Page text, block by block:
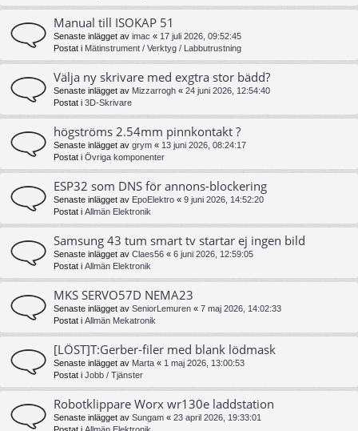
Manual till ISOKAP 51
Senaste inlägget av imac « 17 juli 2026, 09:52:45
Postat i Mätinstrument / Verktyg / Labbutrustning
Välja ny skrivare med exgtra stor bädd?
Senaste inlägget av Mizzarrogh « 24 juni 2026, 12:54:40
Postat i 3D-Skrivare
högströms 2.54mm pinnkontakt ?
Senaste inlägget av grym « 13 juni 2026, 08:24:17
Postat i Övriga komponenter
ESP32 som DNS för annons-blockering
Senaste inlägget av EpoElektro « 9 juni 2026, 14:52:20
Postat i Allmän Elektronik
Samsung 43 tum smart tv startar ej ingen bild
Senaste inlägget av Claes56 « 6 juni 2026, 12:59:05
Postat i Allmän Elektronik
MKS SERVO57D NEMA23
Senaste inlägget av SeniorLemuren « 7 maj 2026, 14:02:33
Postat i Allmän Mekatronik
[LÖST]T:Gerber-filer med blank lödmask
Senaste inlägget av Marta « 1 maj 2026, 13:00:53
Postat i Jobb / Tjänster
Robotklippare Worx wr130e laddstation
Senaste inlägget av Sungam « 23 april 2026, 19:33:01